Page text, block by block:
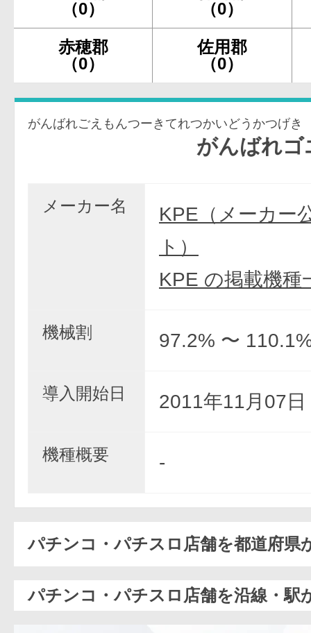
（0）
（0）
赤穂郡
（0）
佐用郡
（0）
がんばれごえもんつーきてれつかいどうかつげき
がんばれゴエモ
メーカー名
KPE（メーカー
ト）
KPE の掲載機種
機械割 97.2% 〜
導入開始日 2011年11月07日
機種概要 -
パチンコ・パチスロ店舗を都道府県
パチンコ・パチスロ店舗を沿線・駅